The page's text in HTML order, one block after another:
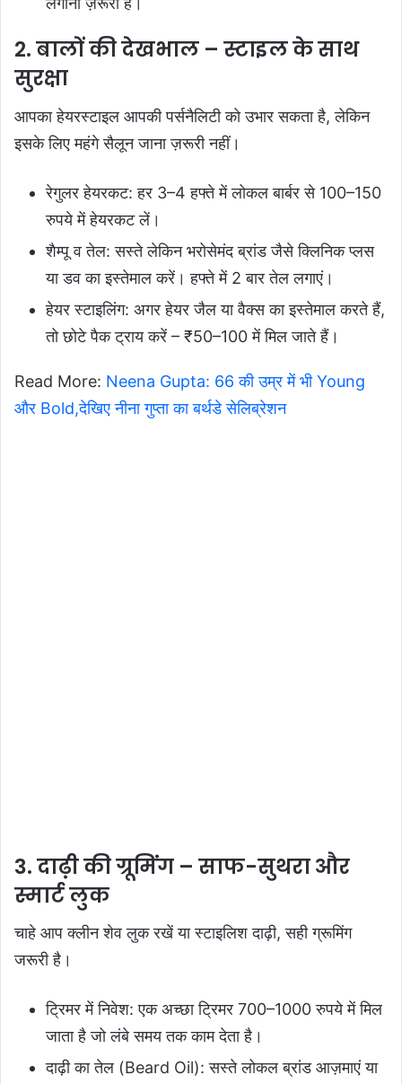
2. बालों की देखभाल – स्टाइल के साथ
सुरक्षा
आपका हेयरस्टाइल आपकी पर्सनैलिटी को उभार सकता है, लेकिन
इसके लिए महंगे सैलून जाना ज़रूरी नहीं।
रेगुलर हेयरकट: हर 3–4 हफ्ते में लोकल बार्बर से 100–150
रुपये में हेयरकट लें।
शैम्पू व तेल: सस्ते लेकिन भरोसेमंद ब्रांड जैसे क्लिनिक प्लस
या डव का इस्तेमाल करें। हफ्ते में 2 बार तेल लगाएं।
हेयर स्टाइलिंग: अगर हेयर जैल या वैक्स का इस्तेमाल करते हैं,
तो छोटे पैक ट्राय करें – ₹50–100 में मिल जाते हैं।
Read More: Neena Gupta: 66 की उम्र में भी Young
और Bold,देखिए नीना गुप्ता का बर्थडे सेलिब्रेशन
3. दाढ़ी की ग्रूमिंग – साफ-सुथरा और
स्मार्ट लुक
चाहे आप क्लीन शेव लुक रखें या स्टाइलिश दाढ़ी, सही ग्रूमिंग
जरूरी है।
ट्रिमर में निवेश: एक अच्छा ट्रिमर 700–1000 रुपये में मिल
जाता है जो लंबे समय तक काम देता है।
दाढ़ी का तेल (Beard Oil): सस्ते लोकल ब्रांड आज़माएं या